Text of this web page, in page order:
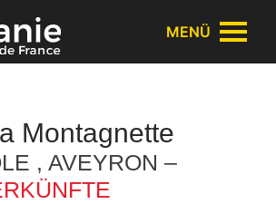
MENÜ
Montagnette
, AVEYRON –